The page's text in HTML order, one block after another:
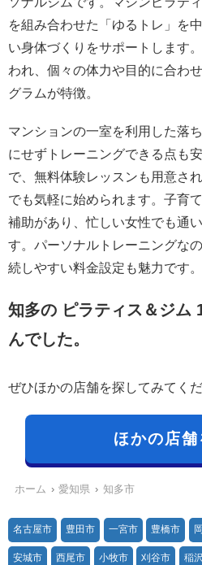
を組み合わせた「ゆるトレ」を
い身体づくりをサポートします
われ、個々の体力や目的に合わ
グラムが特徴。
マンションの一室を利用した落
にせずトレーニングできる点も
で、無料体験レッスンも用意さ
でも気軽に始められます。子育
補助があり、忙しい女性でも通
す。パーソナルトレーニングな
続しやすい料金設定も魅力です。
知多の ピラティス＆ジム
んでした。
ぜひほかの店舗を探してみてくだ
ほかの店舗
ホーム 愛知県 知多市
名古屋市 豊田市 一宮市 豊橋市
安城市 西尾市 小牧市 刈谷市 稲